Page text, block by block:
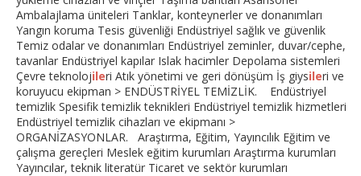
Ambalajlama üniteleri Tanklar, konteynerler ve donanımları
Yangın koruma Tesis güvenliği Endüstriyel sağlık ve güvenlik
Temiz odalar ve donanımları Endüstriyel zeminler, duvar/cephe,
tavanlar Endüstriyel kapılar Islak hacimler Depolama sistemleri
Çevre teknolojileri Atık yönetimi ve geri dönüşüm İş giysileri ve
koruyucu ekipman > ENDÜSTRİYEL TEMİZLİK. Endüstriyel
temizlik Spesifik temizlik teknikleri Endüstriyel temizlik hizmetleri
Endüstriyel temizlik cihazları ve ekipmanı >
ORGANİZASYONLAR. Araştırma, Eğitim, Yayıncılık Eğitim ve
çalışma gereçleri Meslek eğitim kurumları Araştırma kurumları
Yayıncılar, teknik literatür Ticaret ve sektör kurumları